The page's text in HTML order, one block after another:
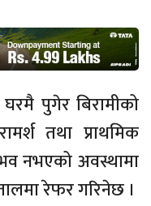
पुगेर बिरामीको
तथा प्राथमिक
नभएको अवस्थामा
रेफर गरिनेछ ।